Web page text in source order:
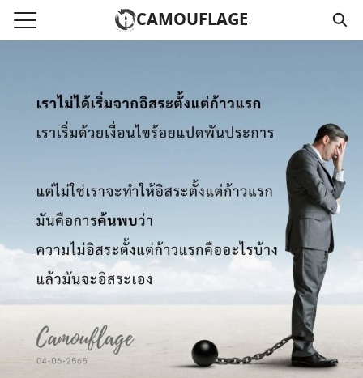
Skip
CAMOUFLAGE
ามคลิปเสียงธรรม
สือออนไลน์